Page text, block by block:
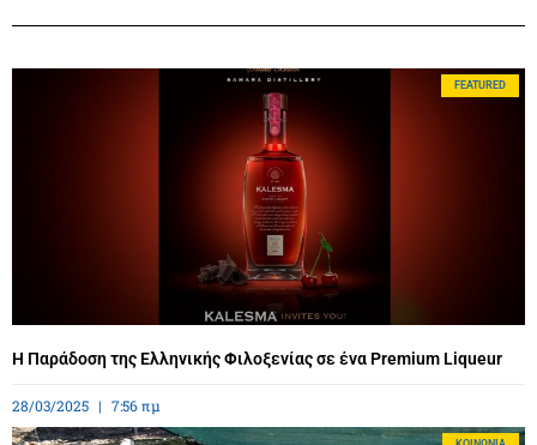
FEATURED
Η Παράδοση της Ελληνικής Φιλοξενίας σε ένα Premium Liqueur
28/03/2025 7:56 πμ